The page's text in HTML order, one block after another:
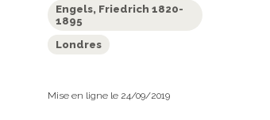
Engels, Friedrich 1820-
1895
Londres
Mise en ligne le 24/09/2019